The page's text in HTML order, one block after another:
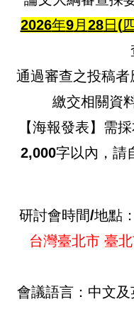
2026年9月 28日 (四
通過審查之投稿者
繳交相關資
【海報發表】需
2,000字以內，請
研討會時間/地點
台灣臺北市 臺
會議語言： 中文